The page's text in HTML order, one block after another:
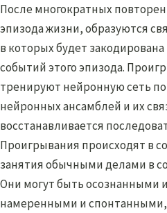
После многократных
эпизода жизни, образуются
в которых будет
событий этого эпизода.
тренируют нейронную сеть
нейронных ансамблей и их
восстанавливается
Проигрывания происходят в
занятия обычными делами в
Они могут быть осознанными
намеренными и